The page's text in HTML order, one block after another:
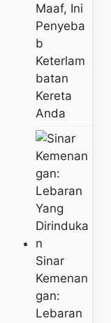
Maaf, Ini
Penyeba
B
Keterlam
Batan
Kereta
Anda
Sinar
Kemenan
Gan:
Lebaran